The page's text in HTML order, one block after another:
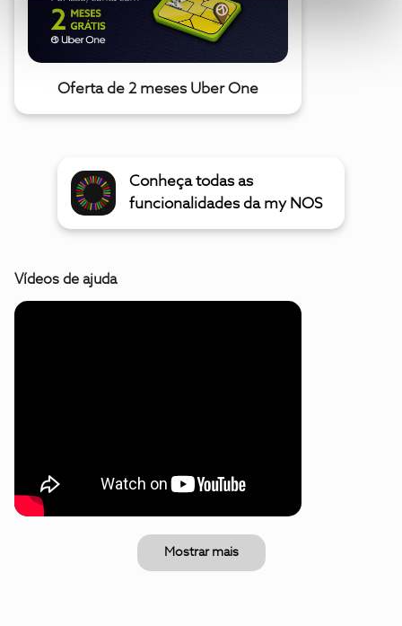
Oferta de 2 meses Uber One
Conheça todas as
funcionalidades da my NOS
Vídeos de ajuda
Mostrar mais